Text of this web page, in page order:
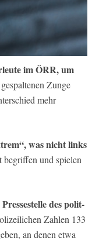
im ÖRR, um
Zunge
mehr
was nicht links
und spielen
des polit-
Zahlen 133
an denen etwa